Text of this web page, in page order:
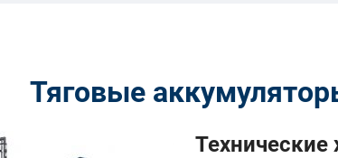
Тяговые
Технические